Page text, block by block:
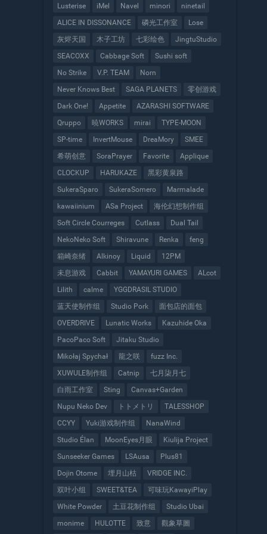
Lusterise iMel Navel minori
ninetail
ALICE IN DISSONANCE
磷光工作室
Lose
灰烬天国
木子工坊 七彩绘色
JingtuStudio
SEACOXX
Cabbage Soft
Sushi soft
No Strike
V.P. TEAM
Norn
Never Knows Best
SAGA PLANETS
零创游戏
Dark One!
Appetite
AZARASHI SOFTWARE
Qruppo
暁WORKS mirai
TYPE-MOON
SP-time
InvertMouse DreaMory
SMEE
希萌创意
SoraPrayer Favorite
Applique
CLOCKUP
HARUKAZE
黑彩黄泉路
SukeraSparo
SukeraSomero
Marmalade
kawaiinium
ASa Project
海伦幻想制作组
Soft Circle Courreges
Cutlass
Dual Tail
NekoNeko Soft
Shiravune Renka
feng
箱崎奈绪
Alkinoy Liquid
12PM
未息游戏
Cabbit YAMAYURI GAMES
ALcot
Lilith
calme
YGGDRASIL STUDIO
蓝天使制作组
Studio Pork
面包店的面包
OVERDRIVE
Lunatic Works
Kazuhide Oka
PacoPaco Soft
Jitaku Studio
Mikołaj Spychał
龍之咲
fuzz Inc.
XUWULE制作组
Catnip
七月柒月七
白雨工作室
Sting
Canvas+Garden
Nupu Neko Dev
トトメトリ
TALESSHOP
CCYY
Yuki游戏制作组
NanaWind
Studio Élan
MoonEyes月眼
Kiulija Project
Sunseeker Games
LSAusa
Plus81
Dojin Otome
埋月山枯
VRIDGE INC.
双叶小组
SWEET&TEA
可味玩KawayiPlay
White Powder
土豆花制作组
Studio Ubai
monime
HULOTTE 致意 觀象草圖